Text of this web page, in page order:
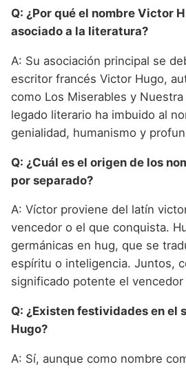
Q: ¿Por qué el nombre Victor
asociado a la literatura?
A: Su asociación principal se
escritor francés Victor Hugo,
como Los Miserables y
legado literario ha imbuido al
genialidad, humanismo y
Q: ¿Cuál es el origen de los
por separado?
A: Víctor proviene del latín
vencedor o el que conquista.
germánicas en hug, que se
espíritu o inteligencia. Juntos,
significado potente el
Q: ¿Existen festividades en el
Hugo?
A: Sí, aunque como nombre